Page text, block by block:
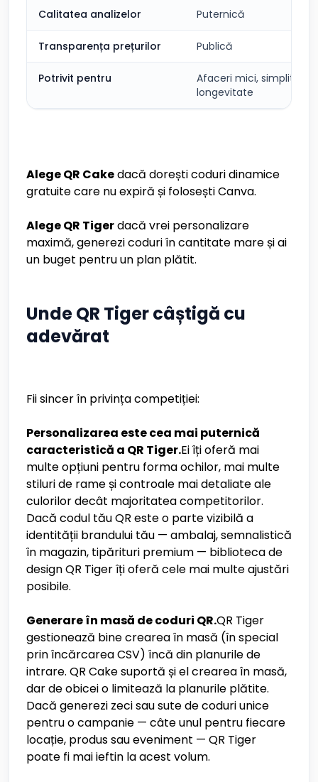
Calitatea analizelor Puternică
Transparența prețurilor Publică
Potrivit pentru
Afaceri mici, simplitate,
longevitate
Alege QR Cakedacă dorești coduri dinamice
gratuite care nu expiră și folosești Canva.
Alege QR Tigerdacă vrei personalizare
maximă, generezi coduri în cantitate mare și ai
un buget pentru un plan plătit.
Unde QR Tiger câștigă cu
adevărat
Fii sincer în privința competiției:
Personalizarea este cea mai puternică
caracteristică a QR Tiger.Ei îți oferă mai
multe opțiuni pentru forma ochilor, mai multe
stiluri de rame și controale mai detaliate ale
culorilor decât majoritatea competitorilor.
Dacă codul tău QR este o parte vizibilă a
identității brandului tău — ambalaj, semnalistică
în magazin, tipărituri premium — biblioteca de
design QR Tiger îți oferă cele mai multe ajustări
posibile.
Generare în masă de coduri QR.QR Tiger
gestionează bine crearea în masă (în special
prin încărcarea CSV) încă din planurile de
intrare. QR Cake suportă și el crearea în masă,
dar de obicei o limitează la planurile plătite.
Dacă generezi zeci sau sute de coduri unice
pentru o campanie — câte unul pentru fiecare
locație, produs sau eveniment — QR Tiger
poate fi mai ieftin la acest volum.